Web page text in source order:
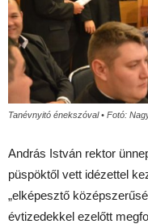
Tanévnyitó énekszóval • Fotó:
András István rektor
püspöktől vett idézettel
„elképesztő
évtizedekkel ezelőtt